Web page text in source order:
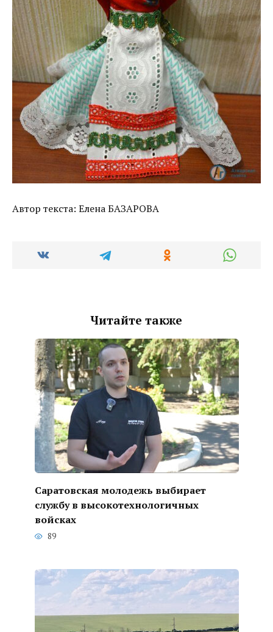
Автор текста: Елена БАЗАРОВА
Читайте также
Саратовская молодежь выбирает
службу в высокотехнологичных
войсках
89